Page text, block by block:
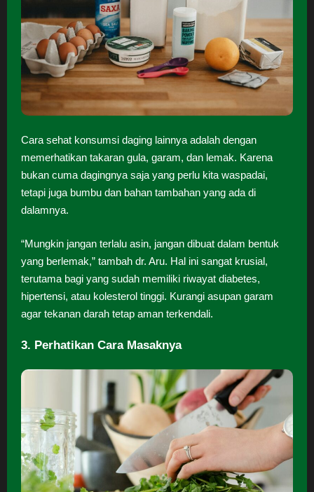
Cara sehat konsumsi daging lainnya adalah dengan
memerhatikan takaran gula, garam, dan lemak. Karena
bukan cuma dagingnya saja yang perlu kita waspadai,
tetapi juga bumbu dan bahan tambahan yang ada di
dalamnya.
“Mungkin jangan terlalu asin, jangan dibuat dalam bentuk
yang berlemak,” tambah dr. Aru. Hal ini sangat krusial,
terutama bagi yang sudah memiliki riwayat diabetes,
hipertensi, atau kolesterol tinggi. Kurangi asupan garam
agar tekanan darah tetap aman terkendali.
3. Perhatikan Cara Masaknya